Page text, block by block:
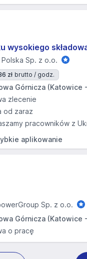
wysokiego
Polska Sp. z o.o.
zł brutto / godz.
Górnicza (Katowice
zlecenie
od zaraz
pracowników z
aplikowanie
Sp. z o.o.
Górnicza (Katowice
o pracę